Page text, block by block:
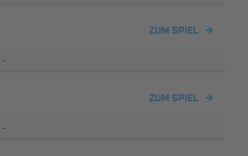
ZUM SPIEL
-
ZUM SPIEL
-